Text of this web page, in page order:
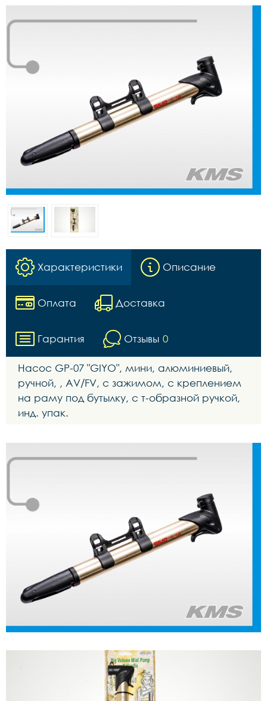
Характеристики Описание
Оплата Доставка
Гарантия Отзывы 0
Насос GР-07 "GIYO", мини, алюминиевый,
ручной, , AV/FV, с зажимом, с креплением
на раму под бутылку, с т-образной ручкой,
инд. упак.